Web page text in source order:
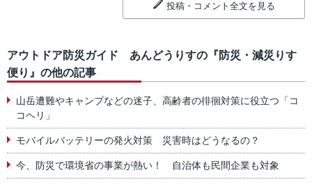
投稿・コメント全文を見る
アウトドア防災ガイド あんどうりすの『防災・減災りす
便り』の他の記事
山岳遭難やキャンプなどの迷子、高齢者の徘徊対策に役立つ「コ
コヘリ」
モバイルバッテリーの発火対策 災害時はどうなるの？
今、防災で環境省の事業が熱い！ 自治体も民間企業も対象